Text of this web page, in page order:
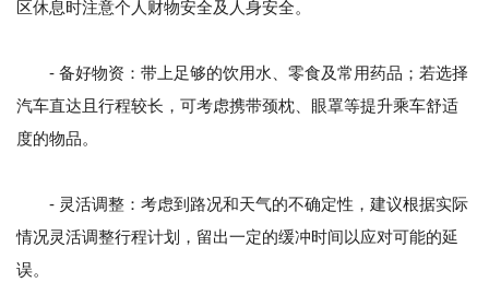
区休息时注意个人财物安全及人身安全。
- 备好物资：带上足够的饮用水、零食及常用药品；若选择
汽车直达且行程较长，可考虑携带颈枕、眼罩等提升乘车舒适
度的物品。
- 灵活调整：考虑到路况和天气的不确定性，建议根据实际
情况灵活调整行程计划，留出一定的缓冲时间以应对可能的延
误。